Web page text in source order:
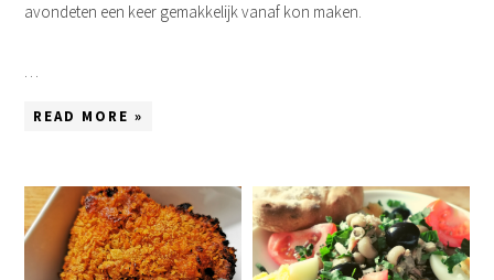
avondeten een keer gemakkelijk vanaf kon maken.
…
READ MORE »